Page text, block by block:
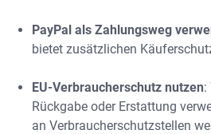
PayPal als Zahlungsweg
bietet zusätzlichen
EU-Verbraucherschutz nutzen:
Rückgabe oder Erstattung
an Verbraucherschutzstellen